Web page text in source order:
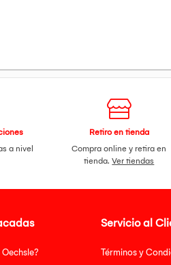
a nivel
Retiro en tienda
Compra online y retira en
tienda.Ver tiendas
Servicio al
Términos y